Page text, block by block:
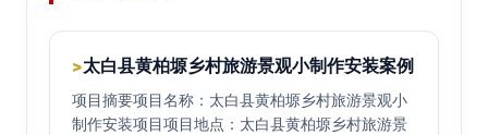
>太白县黄柏塬乡村旅游景观小制作安装案例
项目摘要项目名称：太白县黄柏塬乡村旅游景观小
制作安装项目项目地点：太白县黄柏塬乡村旅游景